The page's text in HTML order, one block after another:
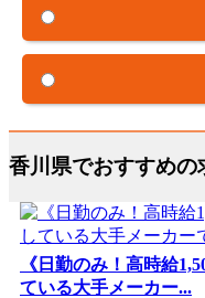
香川県でおすすめの
《日勤のみ！高時給
ている大手メーカー...